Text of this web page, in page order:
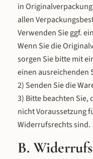
in
allen
Verwenden Sie ggf.
Wenn Sie die
sorgen Sie bitte mit
einen ausreichenden
2) Senden Sie die
3) Bitte beachten Sie,
nicht Voraussetzung
Widerrufsrechts sind.
B.